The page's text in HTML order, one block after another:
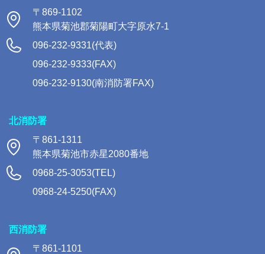
〒869-1102
熊本県菊池郡菊陽町大字原水7-1
096-232-9331(代表)
096-232-9333(FAX)
096-232-9130(南消防署FAX)
北消防署
〒861-1311
熊本県菊池市赤星2080番地
0968-25-3053(TEL)
0968-24-5250(FAX)
西消防署
〒861-1101